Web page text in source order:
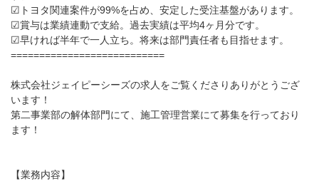
☑トヨタ関連案件が99%を占め、安定した受注基盤があります。
☑賞与は業績連動で支給。過去実績は平均4ヶ月分です。
☑早ければ半年で一人立ち。将来は部門責任者も目指せます。
===========================
株式会社ジェイピーシーズの求人をご覧くださりありがとうござ
います！
第二事業部の解体部門にて、施工管理営業にて募集を行っており
ます！
【業務内容】